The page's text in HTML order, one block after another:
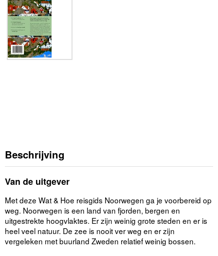
Beschrijving
Van de uitgever
Met deze Wat & Hoe reisgids Noorwegen ga je voorbereid op
weg. Noorwegen is een land van fjorden, bergen en
uitgestrekte hoogvlaktes. Er zijn weinig grote steden en er is
heel veel natuur. De zee is nooit ver weg en er zijn
vergeleken met buurland Zweden relatief weinig bossen.